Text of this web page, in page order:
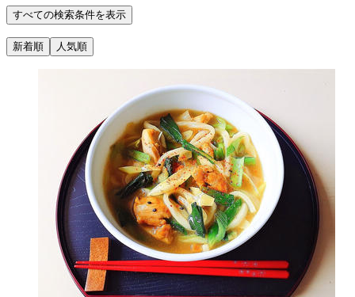
すべての検索条件を表示
新着順 人気順